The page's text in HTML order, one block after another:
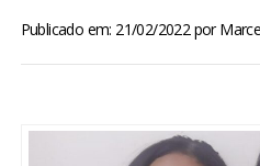
MUNDO
ENTRETENIMENTO
Publicado em: 21/02/2022por